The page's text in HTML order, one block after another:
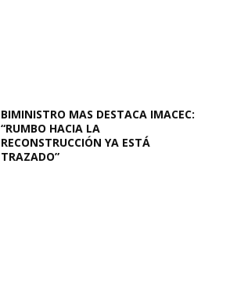
BIMINISTRO MAS DESTACA IMACEC:
“RUMBO HACIA LA
RECONSTRUCCIÓN YA ESTÁ
TRAZADO”